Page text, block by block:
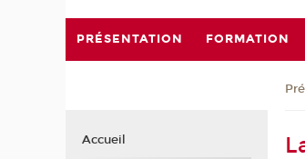
PRÉSENTATION FORMATION
Accueil